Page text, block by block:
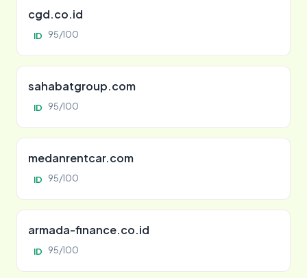
cgd.co.id
ID 95/100
sahabatgroup.com
ID 95/100
medanrentcar.com
ID 95/100
armada-finance.co.id
ID 95/100